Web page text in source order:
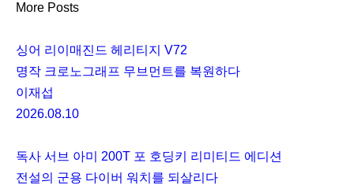
More Posts
싱어 리이매진드 헤리티지 V72
명작 크로노그래프 무브먼트를 복원하다
이재섭
2026.08.10
독사 서브 아미 200T 포 호딩키 리미티드 에디션
전설의 군용 다이버 워치를 되살리다